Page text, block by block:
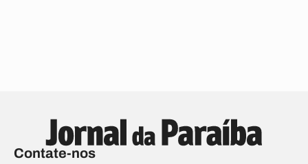
Contate-nos